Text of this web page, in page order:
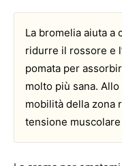
La bromelia aiuta a
ridurre il rossore e
pomata per
molto più sana.
mobilità della zona
tensione